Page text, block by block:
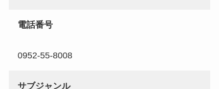
電話番号
0952-55-8008
サブジャンル